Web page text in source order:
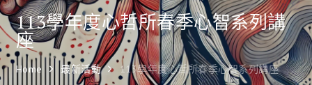
113學年度心哲所春季心智系列講
座
Home 最新活動 113學年度心哲所春季心智系列講座